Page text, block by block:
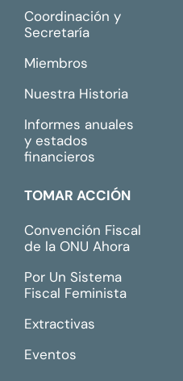
Coordinación y
Secretaría
Miembros
Nuestra Historia
Informes anuales
y estados
financieros
TOMAR ACCIÓN
Convención Fiscal
de la ONU Ahora
Por Un Sistema
Fiscal Feminista
Extractivas
Eventos